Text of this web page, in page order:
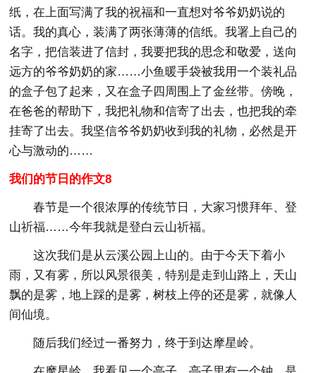
纸，在上面写满了我的祝福和一直想对爷爷奶奶说的
话。我的真心，装满了两张薄薄的信纸。我署上自己的
名字，把信装进了信封，我要把我的思念和敬爱，送向
远方的爷爷奶奶的家……小鱼暖手袋被我用一个装礼品
的盒子包了起来，又在盒子四周围上了金丝带。傍晚，
在爸爸的帮助下，我把礼物和信寄了出去，也把我的牵
挂寄了出去。我坚信爷爷奶奶收到我的礼物，必然是开
心与激动的……
我们的节日的作文8
春节是一个很浓厚的传统节日，大家习惯拜年、登
山祈福……今年我就是登白云山祈福。
这次我们是从云溪公园上山的。由于今天下着小
雨，又有雾，所以风景很美，特别是走到山路上，天山
飘的是雾，地上踩的是雾，树枝上停的还是雾，就像人
间仙境。
随后我们经过一番努力，终于到达摩星岭。